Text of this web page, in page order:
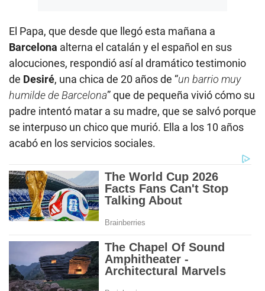
El Papa, que desde que llegó esta mañana a
Barcelona alterna el catalán y el español en sus
alocuciones, respondió así al dramático testimonio
de Desiré, una chica de 20 años de “un barrio muy
humilde de Barcelona” que de pequeña vivió cómo su
padre intentó matar a su madre, que se salvó porque
se interpuso un chico que murió. Ella a los 10 años
acabó en los servicios sociales.